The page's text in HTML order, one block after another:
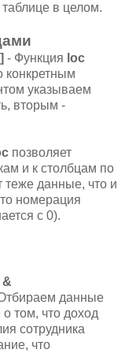
в целом.
- Функция loc
конкретным
указываем
вторым -
позволяет
и к столбцам по
данные, что и
номерация
с 0).
&
данные
том, что доход
сотрудника
что